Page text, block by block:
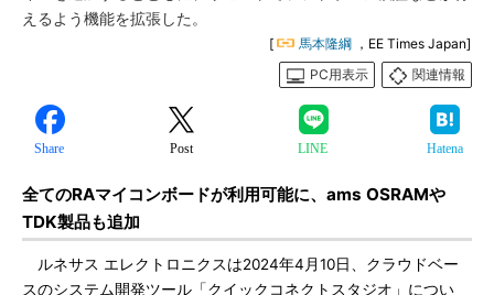
えるよう機能を拡張した。
[ 馬本隆綱 ，EE Times Japan]
PC用表示
関連情報
Share Post LINE Hatena
全てのRAマイコンボードが利用可能に、ams OSRAMや
TDK製品も追加
ルネサス エレクトロニクスは2024年4月10日、クラウドベー
スのシステム開発ツール「クイックコネクトスタジオ」につい